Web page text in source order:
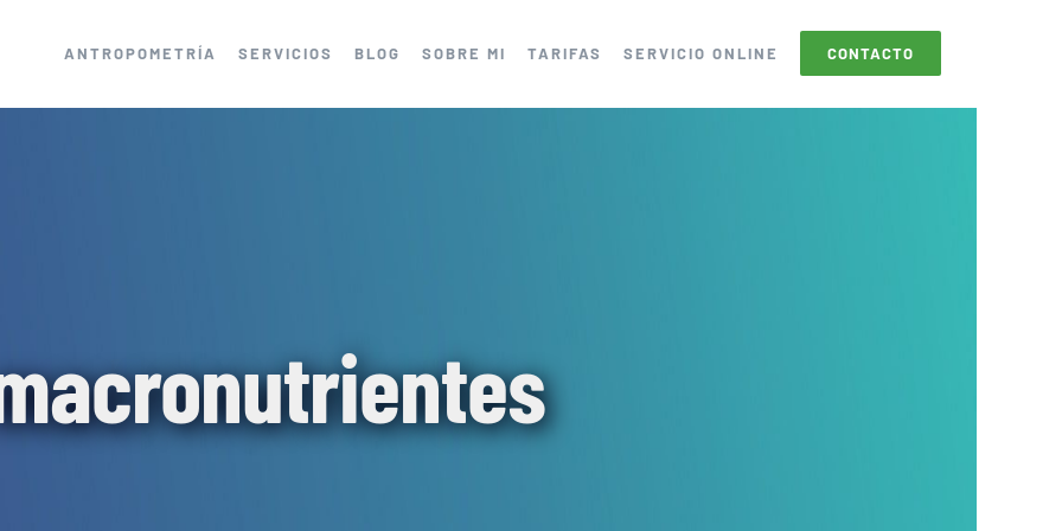
ANTROPOMETRÍA SERVICIOS BLOG SOBRE MI TARIFAS SERVICIO ONLINE CONTACTO